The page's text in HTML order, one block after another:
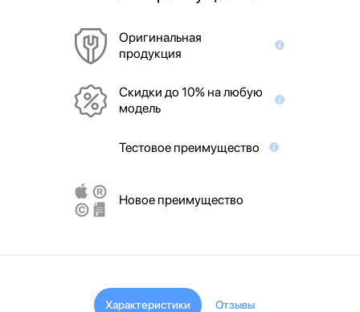
Оригинальная
продукция
Скидки до 10% на любую
модель
Тестовое преимущество
Новое преимущество
Характеристики Отзывы